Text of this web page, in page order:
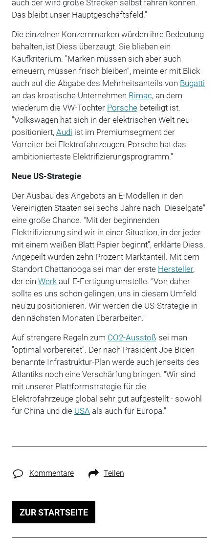
auch der wird große Strecken selbst fahren können.
Das bleibt unser Hauptgeschäftsfeld."
Die einzelnen Konzernmarken würden ihre Bedeutung
behalten, ist Diess überzeugt. Sie blieben ein
Kaufkriterium. "Marken müssen sich aber auch
erneuern, müssen frisch bleiben", meinte er mit Blick
auch auf die Abgabe des Mehrheitsanteils von Bugatti
an das kroatische Unternehmen Rimac, an dem
wiederum die VW-Tochter Porschebeteiligt ist.
"Volkswagen hat sich in der elektrischen Welt neu
positioniert, Audi ist im Premiumsegment der
Vorreiter bei Elektrofahrzeugen, Porsche hat das
ambitionierteste Elektrifizierungsprogramm."
Neue US-Strategie
Der Ausbau des Angebots an E-Modellen in den
Vereinigten Staaten sei sechs Jahre nach "Dieselgate"
eine große Chance. "Mit der beginnenden
Elektrifizierung sind wir in einer Situation, in der jeder
mit einem weißen Blatt Papier beginnt", erklärte Diess.
Angepeilt würden zehn Prozent Marktanteil. Mit dem
Standort Chattanooga sei man der erste Hersteller,
der ein Werkauf E-Fertigung umstelle. "Von daher
sollte es uns schon gelingen, uns in diesem Umfeld
neu zu positionieren. Wir werden die US-Strategie in
den nächsten Monaten überarbeiten."
Auf strengere Regeln zum CO2-Ausstoß sei man
"optimal vorbereitet". Der nach Präsident Joe Biden
benannte Infrastruktur-Plan werde auch jenseits des
Atlantiks noch eine Verschärfung bringen. "Wir sind
mit unserer Plattformstrategie für die
Elektrofahrzeuge global sehr gut aufgestellt - sowohl
für China und die USA als auch für Europa."
Kommentare Teilen
ZUR STARTSEITE